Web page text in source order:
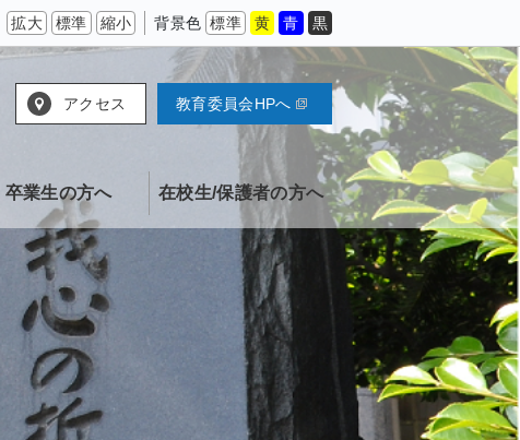
拡大 標準 縮小 背景色 標準 黄 青 黒
アクセス 教育委員会HPへ
卒業生の方へ 在校生/保護者の方へ